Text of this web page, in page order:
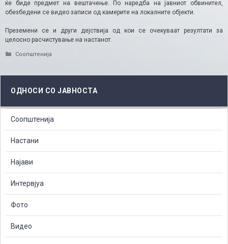
ќе биде предмет на вештачење. По наредба на јавниот обвинител,
обезбедени се видео записи од камерите на локалните објекти.
Преземени се и други дејствија од кои се очекуваат резултати за
целосно расчистување на настанот.
Categories
Соопштенија
ОДНОСИ СО ЈАВНОСТА
Соопштенија
Настани
Најави
Интервјуа
Фото
Видео